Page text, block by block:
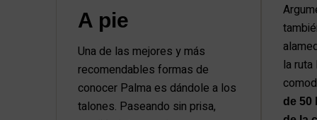
A pie
Una de las mejores y más
recomendables formas de
conocer Palma es dándole a los
talones. Paseando sin prisa,
la
de 50